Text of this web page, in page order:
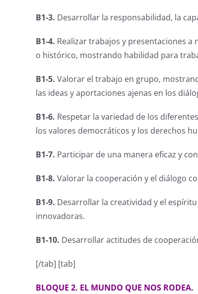
B1-3. Desarrollar la responsabilidad, la
B1-4. Realizar trabajos y presentaciones
o histórico, mostrando habilidad para
B1-5. Valorar el trabajo en grupo,
las ideas y aportaciones ajenas en los
B1-6. Respetar la variedad de los
los valores democráticos y los derechos
B1-7. Participar de una manera eficaz y
B1-8. Valorar la cooperación y el diálogo
B1-9. Desarrollar la creatividad y el
innovadoras.
B1-10. Desarrollar actitudes de
[/tab] [tab]
BLOQUE 2. EL MUNDO QUE NOS RODEA.